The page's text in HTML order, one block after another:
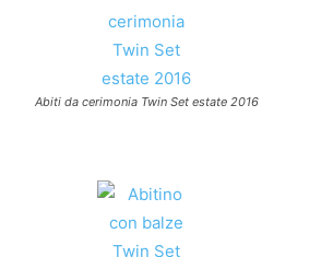
Abiti da cerimonia Twin Set estate 2016